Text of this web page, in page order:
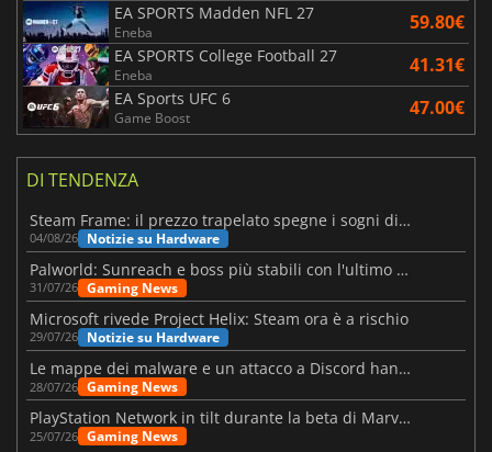
EA SPORTS Madden NFL 27
Eneba 59.80€
EA SPORTS College Football 27
Eneba 41.31€
EA Sports UFC 6
Game Boost 47.00€
DI TENDENZA
Steam Frame: il prezzo trapelato spegne i sogni di un VR economico
04/08/26 Notizie su Hardware
Palworld: Sunreach e boss più stabili con l'ultimo update
31/07/26 Gaming News
Microsoft rivede Project Helix: Steam ora è a rischio
29/07/26 Notizie su Hardware
Le mappe dei malware e un attacco a Discord hanno colpito Meccha Chameleon
28/07/26 Gaming News
PlayStation Network in tilt durante la beta di Marvel Tōkon
25/07/26 Gaming News